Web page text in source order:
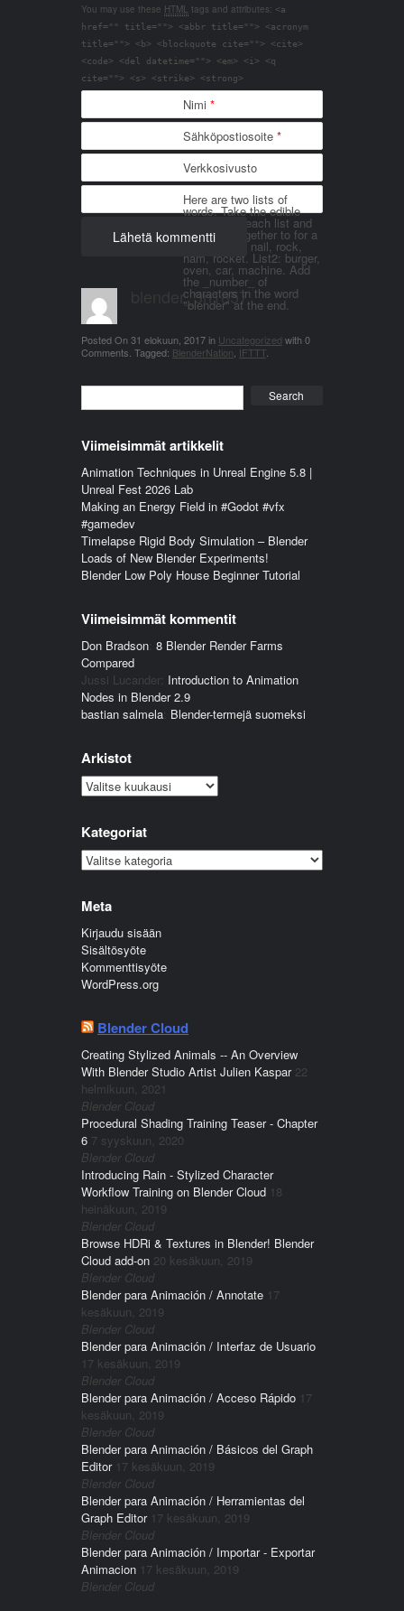
You may use these HTML tags and attributes: <a
href="" title=""> <abbr title=""> <acronym
title=""> <b> <blockquote cite=""> <cite>
<code> <del datetime=""> <em> <i> <q
cite=""> <s> <strike> <strong>
Nimi *
Sähköpostiosoite *
Verkkosivusto
Here are two lists of
words. Take the edible
things from each list and
join them together to for a
word. List 1: nail, rock,
ham, rocket. List2: burger,
oven, car, machine. Add
the _number_ of
characters in the word
"blender" at the end.
blender_3n1857
Posted On31 elokuun, 2017in Uncategorized with0
Comments Tagged: BlenderNation IFTTT
Viimeisimmät artikkelit
Animation Techniques in Unreal Engine 5.8 |
Unreal Fest 2026 Lab
Making an Energy Field in #Godot #vfx
#gamedev
Timelapse Rigid Body Simulation – Blender
Loads of New Blender Experiments!
Blender Low Poly House Beginner Tutorial
Viimeisimmät kommentit
Don Bradson: 8 Blender Render Farms
Compared
Jussi Lucander: Introduction to Animation
Nodes in Blender 2.9
bastian salmela: Blender-termejä suomeksi
Arkistot
Arkistot
Kategoriat
Kategoriat
Meta
Kirjaudu sisään
Sisältösyöte
Kommenttisyöte
WordPress.org
Blender Cloud
Creating Stylized Animals -- An Overview
With Blender Studio Artist Julien Kaspar 22
helmikuun, 2021
Blender Cloud
Procedural Shading Training Teaser - Chapter
6 7 syyskuun, 2020
Blender Cloud
Introducing Rain - Stylized Character
Workflow Training on Blender Cloud 18
heinäkuun, 2019
Blender Cloud
Browse HDRi & Textures in Blender! Blender
Cloud add-on 20 kesäkuun, 2019
Blender Cloud
Blender para Animación / Annotate 17
kesäkuun, 2019
Blender Cloud
Blender para Animación / Interfaz de Usuario
17 kesäkuun, 2019
Blender Cloud
Blender para Animación / Acceso Rápido 17
kesäkuun, 2019
Blender Cloud
Blender para Animación / Básicos del Graph
Editor 17 kesäkuun, 2019
Blender Cloud
Blender para Animación / Herramientas del
Graph Editor 17 kesäkuun, 2019
Blender Cloud
Blender para Animación / Importar - Exportar
Animacion 17 kesäkuun, 2019
Blender Cloud